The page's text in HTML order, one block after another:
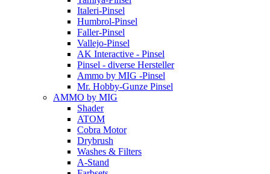
Italeri-Pinsel
Humbrol-Pinsel
Faller-Pinsel
Vallejo-Pinsel
AK Interactive - Pinsel
Pinsel - diverse Hersteller
Ammo by MIG -Pinsel
Mr. Hobby-Gunze Pinsel
AMMO by MIG
Shader
ATOM
Cobra Motor
Drybrush
Washes & Filters
A-Stand